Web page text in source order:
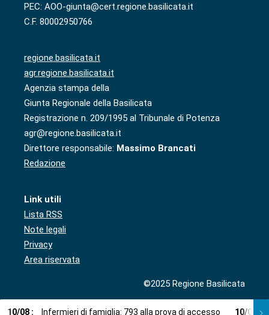
PEC: AOO-giunta@cert.regione.basilicata.it
C.F. 80002950766
regione.basilicata.it
agr.regione.basilicata.it
Agenzia stampa della
Giunta Regionale della Basilicata
Registrazione n. 209/1995 al Tribunale di Potenza
agr@regione.basilicata.it
Direttore responsabile: Massimo Brancati
Redazione
Link utili
Lista RSS
Note legali
Privacy
Area riservata
©2025 Regione Basilicata
10/08 : Infermieri di famiglia: 793 alla prova di accesso 10/08 :